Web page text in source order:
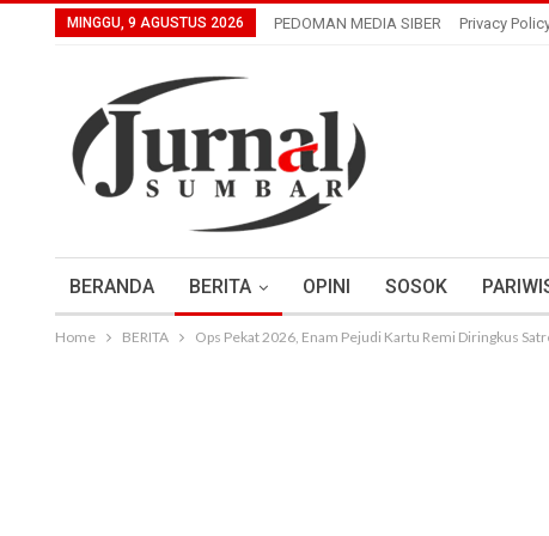
MINGGU, 9 AGUSTUS 2026 PEDOMAN MEDIA SIBER Privacy
BERANDA BERITA OPINI SOSOK
Home BERITA Ops Pekat 2026, Enam Pejudi Kartu Remi Diringkus